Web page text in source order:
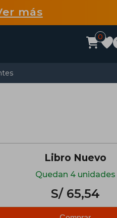
más
0
Libro Nuevo
Quedan 4 unidades
S/ 65,54